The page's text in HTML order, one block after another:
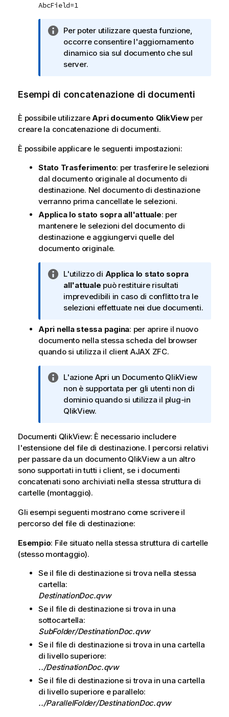
AbcField=1
N
o
t
a
f
r
m
t
i
c
a
Per poter utilizzare questa funzione,
occorre consentire l'aggiornamento
dinamico sia sul documento che sul
server.
Esempi di concatenazione di documenti
È possibile utilizzareApri documento QlikViewper
creare la concatenazione di documenti.
È possibile applicare le seguenti impostazioni:
Stato Trasferimento: per trasferire le selezioni
dal documento originale al documento di
destinazione. Nel documento di destinazione
verranno prima cancellate le selezioni.
Applica lo stato sopra all'attuale: per
mantenere le selezioni del documento di
destinazione e aggiungervi quelle del
documento originale.
N
o
t
a
n
f
o
m
a
t
i
a
L'utilizzo di Applica lo stato sopra
all'attuale può restituire risultati
imprevedibili in caso di conflitto tra le
selezioni effettuate nei due documenti.
Apri nella stessa pagina: per aprire il nuovo
documento nella stessa scheda del browser
quando si utilizza il client AJAX ZFC.
N
o
t
a
n
f
o
r
m
a
i
c
L'azione Apri un Documento QlikView
non è supportata per gli utenti non di
dominio quando si utilizza il plug-in
QlikView.
Documenti QlikView: È necessario includere
l'estensione del file di destinazione. I percorsi relativi
per passare da un documento QlikView a un altro
sono supportati in tutti i client, se i documenti
concatenati sono archiviati nella stessa struttura di
cartelle (montaggio).
Gli esempi seguenti mostrano come scrivere il
percorso del file di destinazione:
Esempio: File situato nella stessa struttura di cartelle
(stesso montaggio).
Se il file di destinazione si trova nella stessa
cartella:
DestinationDoc.qvw
Se il file di destinazione si trova in una
sottocartella:
SubFolder/DestinationDoc.qvw
Se il file di destinazione si trova in una cartella
di livello superiore:
../DestinationDoc.qvw
Se il file di destinazione si trova in una cartella
di livello superiore e parallelo:
../ParallelFolder/DestinationDoc.qvw